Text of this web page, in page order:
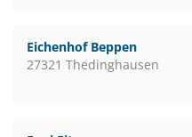
Eichenhof Beppen
27321 Thedinghausen